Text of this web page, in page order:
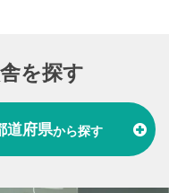
を探す
道府県から探す